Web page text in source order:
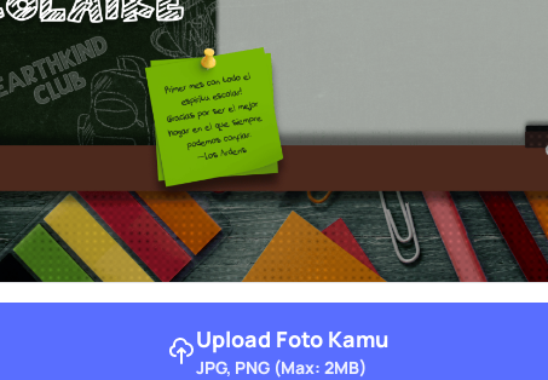
Upload Foto Kamu
JPG, PNG (Max: 2MB)